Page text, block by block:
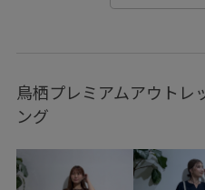
サステナブル サテン
シャツ
スッキリ見え ストレスフリー
鳥栖プレミアムアウトレ
ング